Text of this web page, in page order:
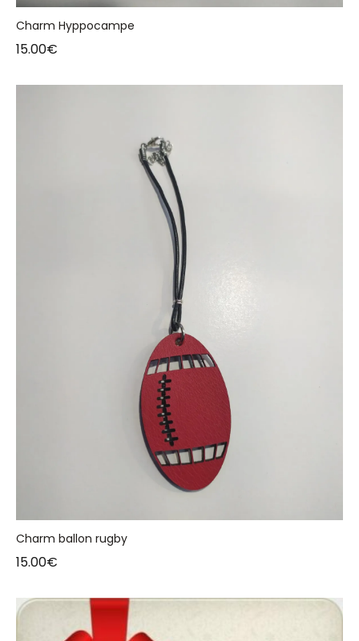
Charm Hyppocampe
15.00€
Charm ballon rugby
15.00€